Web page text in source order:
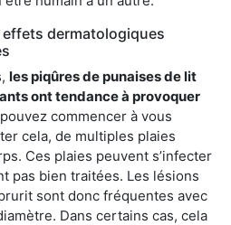
dermatologiques
les piqûres de punaises de lit
ont tendance à provoquer
commencer à vous
cela, de multiples plaies
Ces plaies peuvent s’infecter
pas bien traitées. Les lésions
sont donc fréquentes avec
Dans certains cas, cela